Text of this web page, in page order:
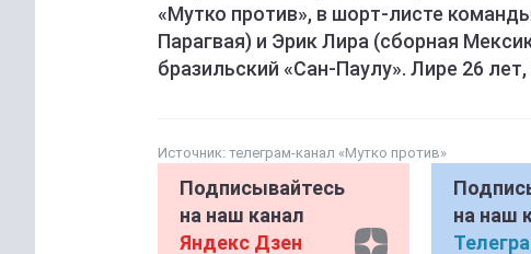
«Мутко против», в шорт-листе
Парагвая) и Эрик Лира (сборная
бразильский «Сан-Паулу». Лире 26
Источник: телеграм-канал «Мутко против»
Подписывайтесь
на наш канал
Яндекс Дзен
на наш